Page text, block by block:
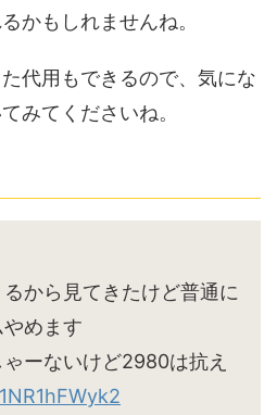
かもしれませんね。
代用もできるので、気にな
みてくださいね。
から見てきたけど普通に
めます
ーないけど2980は抗え